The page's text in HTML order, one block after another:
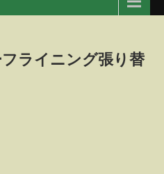
ライニング張り替